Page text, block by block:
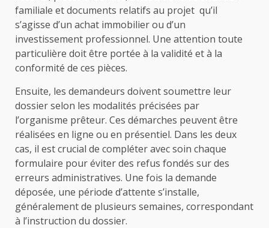
familiale et documents relatifs au projet qu’il
s’agisse d’un achat immobilier ou d’un
investissement professionnel. Une attention toute
particulière doit être portée à la validité et à la
conformité de ces pièces.
Ensuite, les demandeurs doivent soumettre leur
dossier selon les modalités précisées par
l’organisme prêteur. Ces démarches peuvent être
réalisées en ligne ou en présentiel. Dans les deux
cas, il est crucial de compléter avec soin chaque
formulaire pour éviter des refus fondés sur des
erreurs administratives. Une fois la demande
déposée, une période d’attente s’installe,
généralement de plusieurs semaines, correspondant
à l’instruction du dossier.